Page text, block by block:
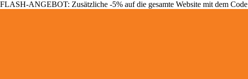
FLASH-ANGEBOT: Zusätzliche -5% auf die gesamte Website mit dem Code